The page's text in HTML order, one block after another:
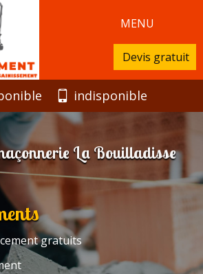
MENU
Devis gratuit
indisponible
La Bouilladisse
gratuits